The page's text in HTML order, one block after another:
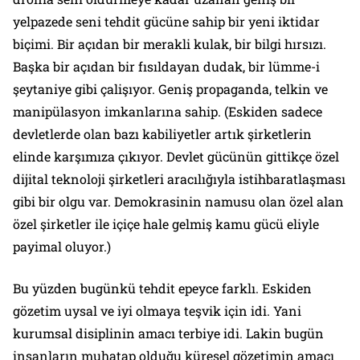
yelpazede seni tehdit gücüne sahip bir yeni iktidar
biçimi. Bir açıdan bir merakli kulak, bir bilgi hırsızı.
Başka bir açıdan bir fısıldayan dudak, bir lümme-i
şeytaniye gibi çalişıyor. Geniş propaganda, telkin ve
manipülasyon imkanlarına sahip. (Eskiden sadece
devletlerde olan bazı kabiliyetler artık şirketlerin
elinde karşımıza çıkıyor. Devlet gücünün gittikçe özel
dijital teknoloji şirketleri aracılığıyla istihbaratlaşması
gibi bir olgu var. Demokrasinin namusu olan özel alan
özel şirketler ile içiçe hale gelmiş kamu gücü eliyle
payimal oluyor.)
Bu yüzden bugünkü tehdit epeyce farklı. Eskiden
gözetim uysal ve iyi olmaya teşvik için idi. Yani
kurumsal disiplinin amacı terbiye idi. Lakin bugün
insanların muhatap olduğu küresel gözetimin amacı